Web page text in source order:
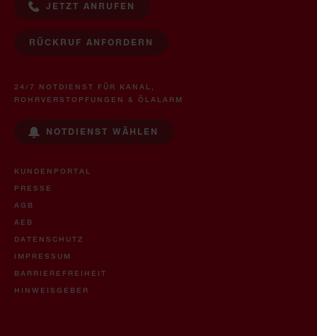
JETZT ANRUFEN
RÜCKRUF ANFORDERN
24/7 NOTDIENST FÜR KANAL,
ROHRVERSTOPFUNGEN & ÖLALARM
NOTDIENST WÄHLEN
KUNDENPORTAL
PRESSE
AGB
AEB
DATENSCHUTZ
IMPRESSUM
BARRIEREFREIHEIT
HINWEISGEBER